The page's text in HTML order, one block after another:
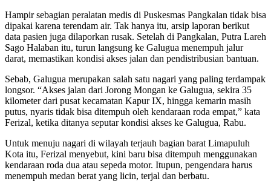
Hampir sebagian peralatan medis di Puskesmas Pangkalan tidak bisa
dipakai karena terendam air. Tak hanya itu, arsip laporan berikut
data pasien juga dilaporkan rusak. Setelah di Pangkalan, Putra Lareh
Sago Halaban itu, turun langsung ke Galugua menempuh jalur
darat, memastikan kondisi akses jalan dan pendistribusian bantuan.
Sebab, Galugua merupakan salah satu nagari yang paling terdampak
longsor. “Akses jalan dari Jorong Mongan ke Galugua, sekira 35
kilometer dari pusat kecamatan Kapur IX, hingga kemarin masih
putus, nyaris tidak bisa ditempuh oleh kendaraan roda empat,” kata
Ferizal, ketika ditanya seputar kondisi akses ke Galugua, Rabu.
Untuk menuju nagari di wilayah terjauh bagian barat Limapuluh
Kota itu, Ferizal menyebut, kini baru bisa ditempuh menggunakan
kendaraan roda dua atau sepeda motor. Itupun, pengendara harus
menempuh medan berat yang licin, terjal dan berbatu.